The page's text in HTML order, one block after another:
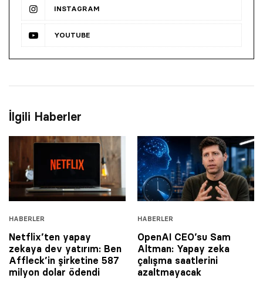
INSTAGRAM
YOUTUBE
İlgili Haberler
HABERLER
Netflix’ten yapay
zekaya dev yatırım: Ben
Affleck’in şirketine 587
milyon dolar ödendi
HABERLER
OpenAI CEO’su Sam
Altman: Yapay zeka
çalışma saatlerini
azaltmayacak